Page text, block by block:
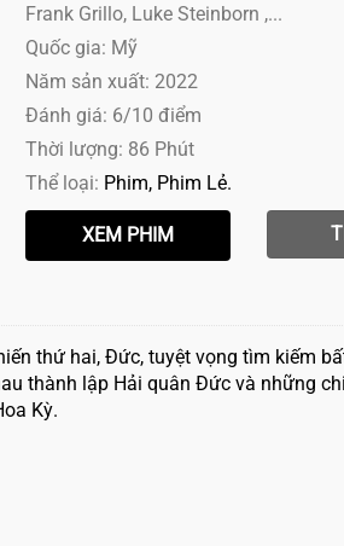
Frank Grillo, Luke Steinborn ,...
Quốc gia: Mỹ
Năm sản xuất: 2022
Đánh giá: 6/10 điểm
Thời lượng: 86 Phút
Thể loại: Phim Phim Lẻ
thứ hai, Đức, tuyệt vọng tìm kiếm
thành lập Hải quân Đức và những
Kỳ.